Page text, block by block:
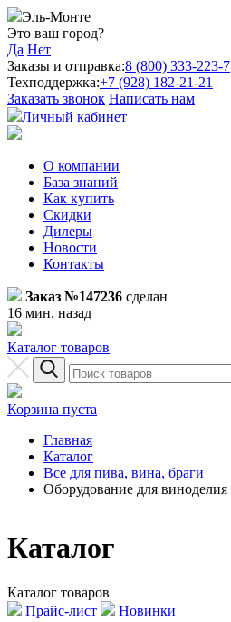
Эль-Монте
Это ваш город?
Да Нет
Заказы и отправка:8 (800) 333-223-7
Техподдержка:+7 (928) 182-21-21
Заказать звонок Написать нам
Личный кабинет
О компании
База знаний
Как купить
Скидки
Дилеры
Новости
Контакты
Заказ №147236 сделан
16 мин. назад
Каталог товаров
Корзина пуста
Главная
Каталог
Все для пива, вина, браги
Оборудование для виноделия
Каталог
Каталог товаров
Прайс-лист
Новинки